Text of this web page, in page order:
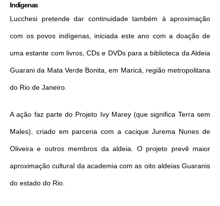
Indígenas
Lucchesi pretende dar continuidade também à aproximação
com os povos indígenas, iniciada este ano com a doação de
uma estante com livros, CDs e DVDs para a biblioteca da Aldeia
Guarani da Mata Verde Bonita, em Maricá, região metropolitana
do Rio de Janeiro.
A ação faz parte do Projeto Ivy Marey (que significa Terra sem
Males), criado em parceria com a cacique Jurema Nunes de
Oliveira e outros membros da aldeia. O projeto prevê maior
aproximação cultural da academia com as oito aldeias Guaranis
do estado do Rio.